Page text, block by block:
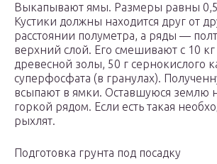
Выкапывают ямы. Размеры равны
Кустики должны находится друг от
расстоянии полуметра, а ряды —
верхний слой. Его смешивают с 10 кг
древесной золы, 50 г сернокислого
суперфосфата (в гранулах).
всыпают в ямки. Оставшуюся землю
горкой рядом. Если есть такая
рыхлят.
Подготовка грунта под посадку